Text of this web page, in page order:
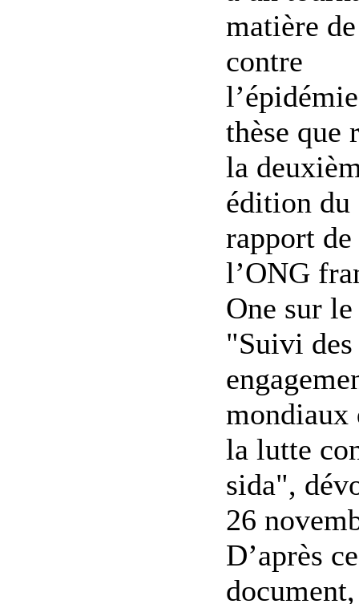
matière
contre
thèse que
la
édition du
rapport de
l’ONG
One sur le
"Suivi des
mondiaux
la lutte
sida",
26
D’après ce